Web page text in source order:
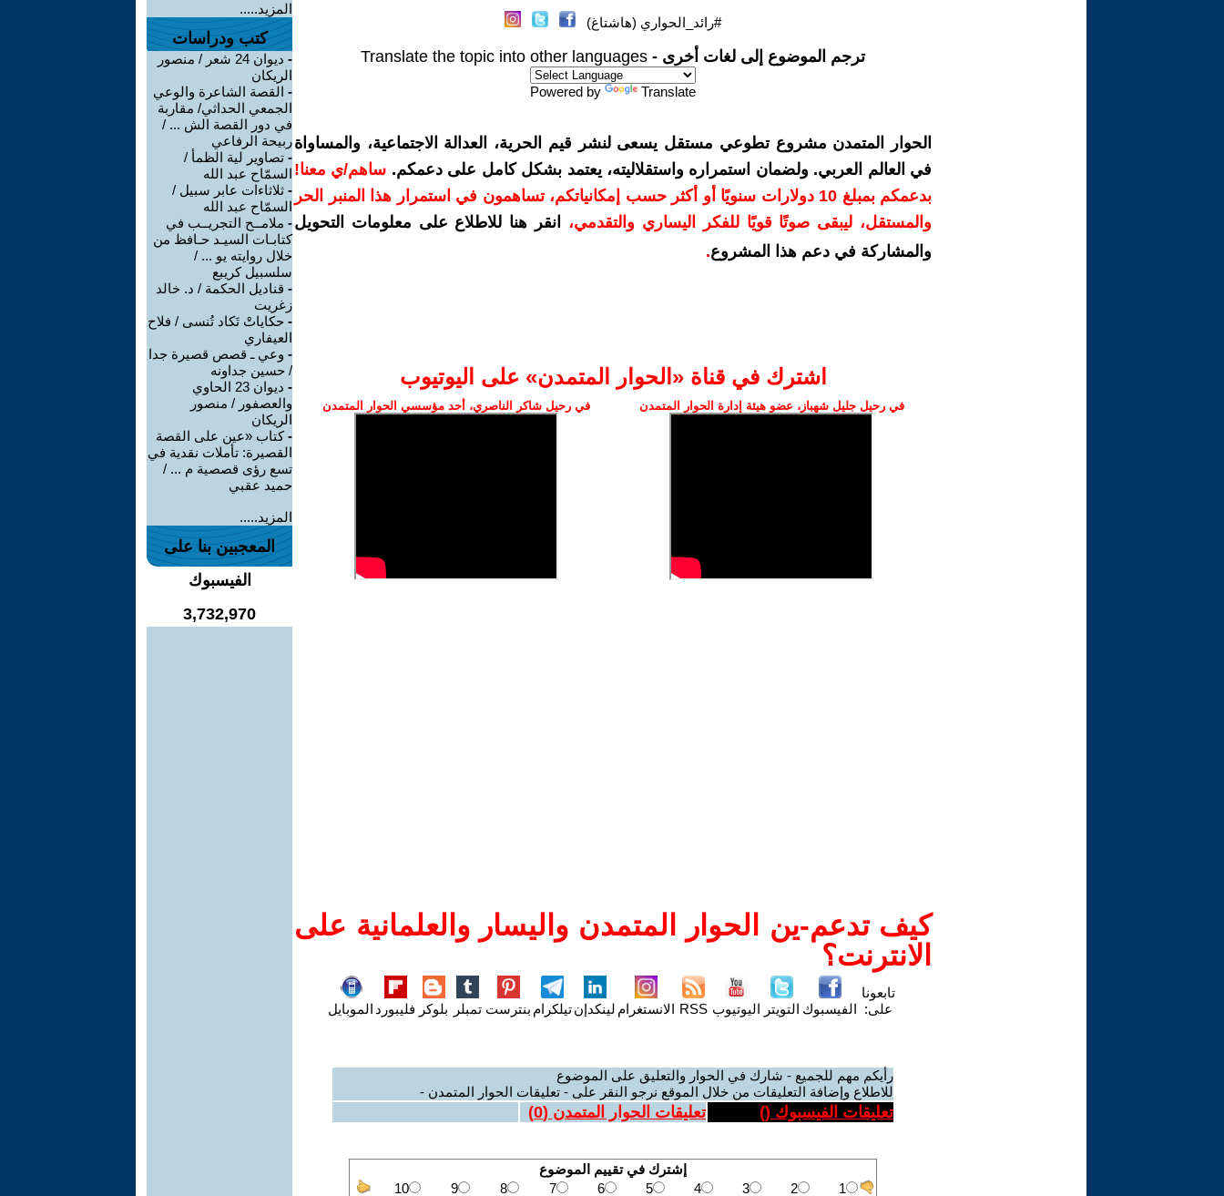
#رائد_الحواري (هاشتاغ)
ترجم الموضوع إلى لغات أخرى - Translate the topic into other languages
Powered by Translate
الحوار المتمدن مشروع تطوعي مستقل يسعى لنشر قيم الحرية، العدالة الاجتماعية، والمساواة
في العالم العربي. ولضمان استمراره واستقلاليته، يعتمد بشكل كامل على دعمكم. ساهم/ي معنا!
بدعمكم بمبلغ 10 دولارات سنويًا أو أكثر حسب إمكانياتكم، تساهمون في استمرار هذا المنبر الحر
والمستقل، ليبقى صوتًا قويًا للفكر اليساري والتقدمي،
انقر هنا للاطلاع على معلومات التحويل
والمشاركة في دعم هذا المشروع.
اشترك في قناة ‫«الحوار المتمدن» على اليوتيوب
في رحيل جليل شهباز، عضو هيئة إدارة الحوار المتمدن في رحيل شاكر الناصري، أحد مؤسسي الحوار المتمدن
كيف تدعم-ين الحوار المتمدن واليسار والعلمانية على
الانترنت؟
تابعونا
على: الفيسبوك التويتر اليوتيوب RSS الانستغرام لينكدإنتيلكرام بنترست تمبلر بلوكر فليبورد الموبايل
رأيكم مهم للجميع - شارك في الحوار والتعليق على الموضوع
للاطلاع وإضافة التعليقات من خلال الموقع نرجو النقر على - تعليقات الحوار المتمدن -
تعليقات الفيسبوك () تعليقات الحوار المتمدن (0
)
المزيد.....
كتب ودراسات
-
ديوان 24 شعر / منصور
الريكان
- القصة الشاعرة والوعي
الجمعي الحداثي/ مقاربة
في دور القصة الش ... /
ربيحة الرفاعي
- تصاوير لية الظمأ /
السمّاح عبد الله
- ثلاثاءات عابر سبيل /
السمّاح عبد الله
- ملامــح التجريــب في
كتابـات السيـد حـافظ من
خلال روايته يو ... /
سلسبيل كريبع
- قناديل الحكمة / د. خالد
زغريت
- حكاياتْ تَكاد تُنسى / فلاح
العيفاري
- وعي ـ قصص قصيرة جدا
/ حسين جداونه
-
ديوان 23 الحاوي
والعصفور / منصور
الريكان
-كتاب «عين على القصة
القصيرة: تأملات نقدية في
تسع رؤى قصصية م ... /
حميد عقبي
المزيد.....
المعجبين بنا على
الفيسبوك
3,732,970